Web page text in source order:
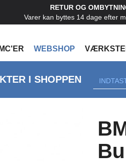
WEBSHOP
RETUR OG
Varer kan byttes 14 dage efter
I SHOPPEN